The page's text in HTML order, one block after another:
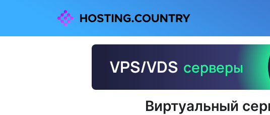
Виртуальный